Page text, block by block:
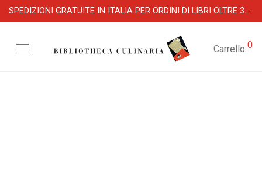
SPEDIZIONI GRATUITE IN ITALIA PER ORDINI DI LIBRI OLTRE 39 €
Carrello 0